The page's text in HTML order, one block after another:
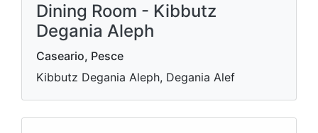
Dining Room - Kibbutz
Degania Aleph
Caseario, Pesce
Kibbutz Degania Aleph, Degania Alef